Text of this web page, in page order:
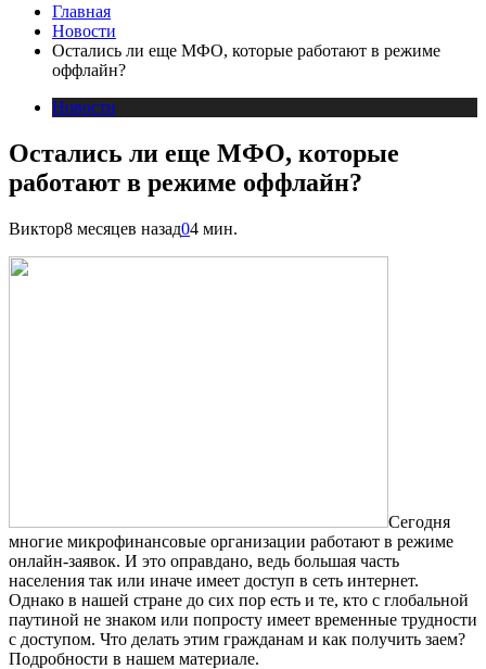
Главная
Новости
Остались ли еще МФО, которые работают в режиме
оффлайн?
Новости
Остались ли еще МФО, которые
работают в режиме оффлайн?
Виктор8 месяцев назад04 мин.
Сегодня
многие микрофинансовые организации работают в режиме
онлайн-заявок. И это оправдано, ведь большая часть
населения так или иначе имеет доступ в сеть интернет.
Однако в нашей стране до сих пор есть и те, кто с глобальной
паутиной не знаком или попросту имеет временные трудности
с доступом. Что делать этим гражданам и как получить заем?
Подробности в нашем материале.